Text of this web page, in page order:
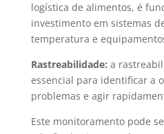
logística de alimentos, é
investimento em sistemas
temperatura e
Rastreabilidade: a
essencial para identificar a
problemas e agir
Este monitoramento pode